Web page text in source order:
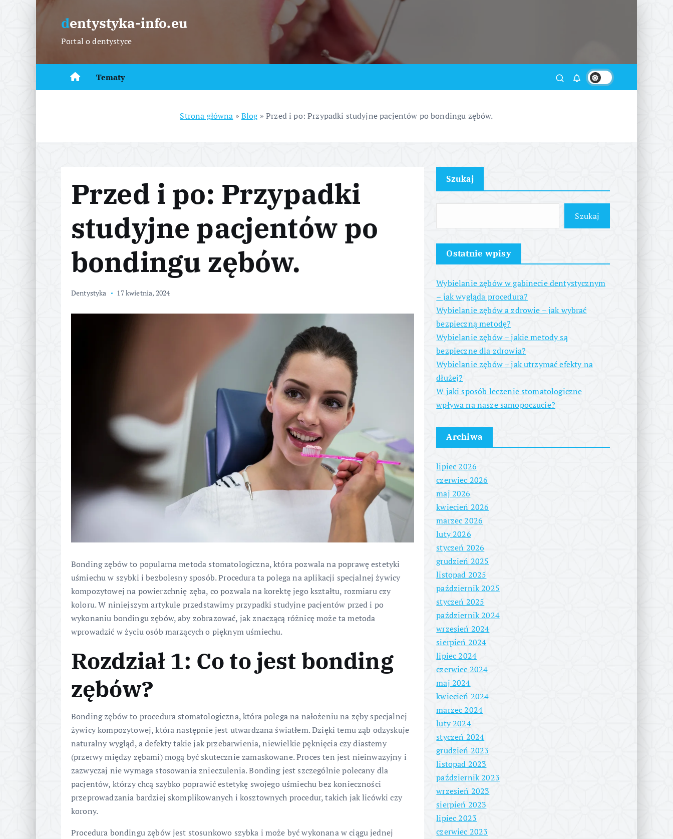
S
e
dentystyka-info.eu
Portal o dentystyce
Tematy
Strona główna » Blog»Przed i po: Przypadki studyjne pacjentów po bondingu zębów.
Przed i po: Przypadki
studyjne pacjentów po
bondingu zębów.
Dentystyka 17 kwietnia, 2024
Bonding zębów to popularna metoda stomatologiczna, która pozwala na poprawę estetyki
uśmiechu w szybki i bezbolesny sposób. Procedura ta polega na aplikacji specjalnej żywicy
kompozytowej na powierzchnię zęba, co pozwala na korektę jego kształtu, rozmiaru czy
koloru. W niniejszym artykule przedstawimy przypadki studyjne pacjentów przed i po
wykonaniu bondingu zębów, aby zobrazować, jak znaczącą różnicę może ta metoda
wprowadzić w życiu osób marzących o pięknym uśmiechu.
Rozdział 1: Co to jest bonding
zębów?
Bonding zębów to procedura stomatologiczna, która polega na nałożeniu na zęby specjalnej
żywicy kompozytowej, która następnie jest utwardzana światłem. Dzięki temu ząb odzyskuje
naturalny wygląd, a defekty takie jak przebarwienia, niewielkie pęknięcia czy diastemy
(przerwy między zębami) mogą być skutecznie zamaskowane. Proces ten jest nieinwazyjny i
zazwyczaj nie wymaga stosowania znieczulenia. Bonding jest szczególnie polecany dla
pacjentów, którzy chcą szybko poprawić estetykę swojego uśmiechu bez konieczności
przeprowadzania bardziej skomplikowanych i kosztownych procedur, takich jak licówki czy
korony.
Procedura bondingu zębów jest stosunkowo szybka i może być wykonana w ciągu jednej
Szukaj
Szukaj
Ostatnie wpisy
Wybielanie zębów w gabinecie dentystycznym
– jak wygląda procedura?
Wybielanie zębów a zdrowie – jak wybrać
bezpieczną metodę?
Wybielanie zębów – jakie metody są
bezpieczne dla zdrowia?
Wybielanie zębów – jak utrzymać efekty na
dłużej?
W jaki sposób leczenie stomatologiczne
wpływa na nasze samopoczucie?
Archiwa
lipiec 2026
czerwiec 2026
maj 2026
kwiecień 2026
marzec 2026
luty 2026
styczeń 2026
grudzień 2025
listopad 2025
październik 2025
styczeń 2025
październik 2024
wrzesień 2024
sierpień 2024
lipiec 2024
czerwiec 2024
maj 2024
kwiecień 2024
marzec 2024
luty 2024
styczeń 2024
grudzień 2023
listopad 2023
październik 2023
wrzesień 2023
sierpień 2023
lipiec 2023
czerwiec 2023